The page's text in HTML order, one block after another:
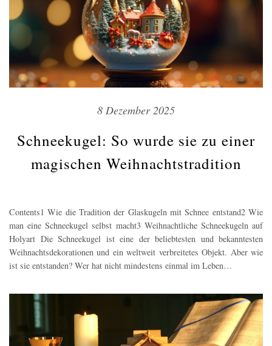
8 Dezember 2025
Schneekugel: So wurde sie zu einer
magischen Weihnachtstradition
Contents1 Wie die Tradition der Glaskugeln mit Schnee entstand2 Wie
man eine Schneekugel selbst macht3 Weihnachtliche Schneekugeln auf
Holyart Die Schneekugel ist eine der beliebtesten und bekanntesten
Weihnachtsdekorationen und ein weltweit verbreitetes Objekt. Aber wie
ist sie entstanden? Wer hat nicht mindestens einmal im Leben…